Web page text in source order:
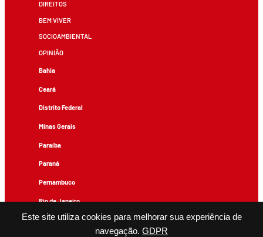
Este site utiliza cookies para melhorar sua experiência de
navegação. GDPR
DIREITOS
BEM VIVER
SOCIOAMBIENTAL
OPINIÃO
Bahia
Ceará
Distrito Federal
Minas Gerais
Paraíba
Paraná
Pernambuco
Rio de Janeiro
Rio Grande do Sul